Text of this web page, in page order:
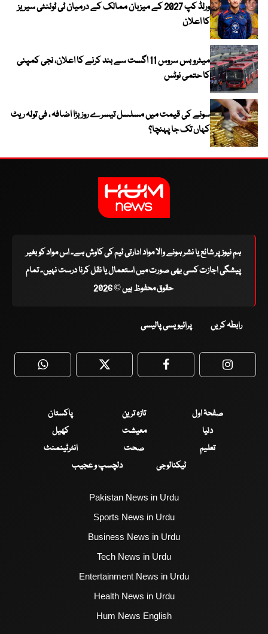
ورلڈ کپ 2027 کے میزبان ممالک کے درمیان ٹی ٹوئنٹی سیریز
کا اعلان
میٹرو بس سروس 11 اگست سے بند کرنے کا اعلان، نجی کمپنی
کا حتمی نوٹس
سونے کی قیمت میں مسلسل تیسرے روز بڑا اضافہ ، فی تولہ ریٹ
کہاں تک جا پہنچا؟
ہم نیوز پر شائع یا نشر ہونے والا مواد ادارتی ٹیم کی کاوش ہے۔ اس مواد کو بغیر
پیشگی اجازت کسی بھی صورت میں استعمال یا نقل کرنا درست نہیں۔ تمام
حقوق محفوظ ہیں © 2026
رابطہ کریں پرائیویسی پالیسی
WhatsApp Twitter Facebook
صفحۂ اول تازہ ترین
پاکستان
دنیا
معیشت
کھیل
تعلیم
صحت
انٹرٹینمنٹ
ٹیکنالوجی
دلچسپ و عجیب
Pakistan News in Urdu
Sports News in Urdu
Business News in Urdu
Tech News in Urdu
Entertainment News in Urdu
Health News in Urdu
Hum News English